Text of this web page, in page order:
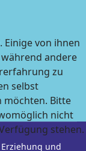
und
Einige von ihnen
andere
zu
selbst
möchten. Bitte
nicht
stehen.